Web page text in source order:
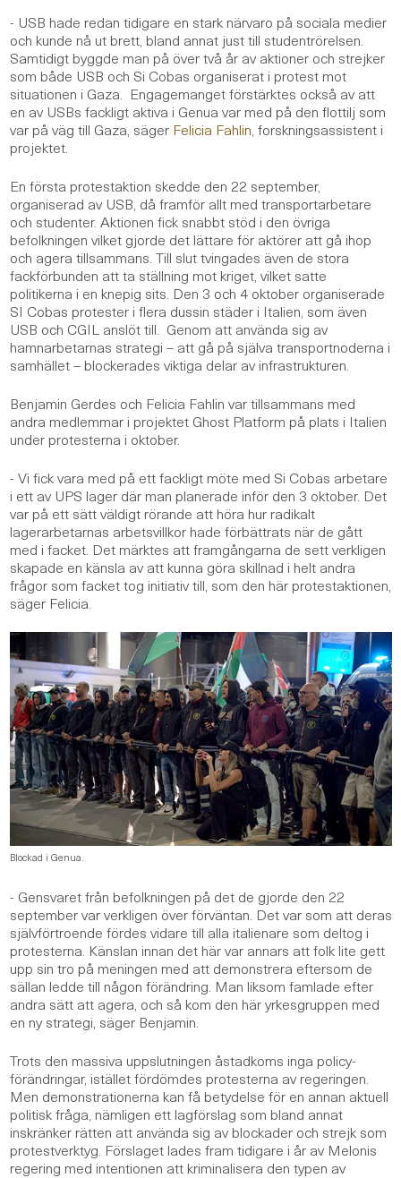
- USB hade redan tidigare en stark närvaro på sociala medier
och kunde nå ut brett, bland annat just till studentrörelsen.
Samtidigt byggde man på över två år av aktioner och strejker
som både USB och Si Cobas organiserat i protest mot
situationen i Gaza. Engagemanget förstärktes också av att
en av USBs fackligt aktiva i Genua var med på den flottilj som
var på väg till Gaza, säger Felicia Fahlin, forskningsassistent i
projektet.
En första protestaktion skedde den 22 september,
organiserad av USB, då framför allt med transportarbetare
och studenter. Aktionen fick snabbt stöd i den övriga
befolkningen vilket gjorde det lättare för aktörer att gå ihop
och agera tillsammans. Till slut tvingades även de stora
fackförbunden att ta ställning mot kriget, vilket satte
politikerna i en knepig sits. Den 3 och 4 oktober organiserade
SI Cobas protester i flera dussin städer i Italien, som även
USB och CGIL anslöt till. Genom att använda sig av
hamnarbetarnas strategi – att gå på själva transportnoderna i
samhället – blockerades viktiga delar av infrastrukturen.
Benjamin Gerdes och Felicia Fahlin var tillsammans med
andra medlemmar i projektet Ghost Platform på plats i Italien
under protesterna i oktober.
- Vi fick vara med på ett fackligt möte med Si Cobas arbetare
i ett av UPS lager där man planerade inför den 3 oktober. Det
var på ett sätt väldigt rörande att höra hur radikalt
lagerarbetarnas arbetsvillkor hade förbättrats när de gått
med i facket. Det märktes att framgångarna de sett verkligen
skapade en känsla av att kunna göra skillnad i helt andra
frågor som facket tog initiativ till, som den här protestaktionen,
säger Felicia.
Blockad i Genua.
- Gensvaret från befolkningen på det de gjorde den 22
september var verkligen över förväntan. Det var som att deras
självförtroende fördes vidare till alla italienare som deltog i
protesterna. Känslan innan det här var annars att folk lite gett
upp sin tro på meningen med att demonstrera eftersom de
sällan ledde till någon förändring. Man liksom famlade efter
andra sätt att agera, och så kom den här yrkesgruppen med
en ny strategi, säger Benjamin.
Trots den massiva uppslutningen åstadkoms inga policy-
förändringar, istället fördömdes protesterna av regeringen.
Men demonstrationerna kan få betydelse för en annan aktuell
politisk fråga, nämligen ett lagförslag som bland annat
inskränker rätten att använda sig av blockader och strejk som
protestverktyg. Förslaget lades fram tidigare i år av Melonis
regering med intentionen att kriminalisera den typen av